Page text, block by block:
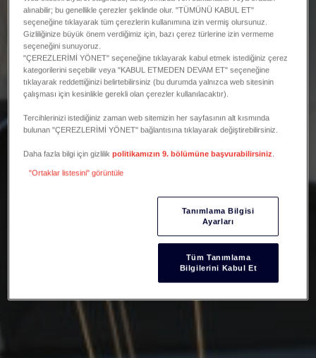
alınabilir; bu genellikle çerezler şeklinde olur. "TÜMÜNÜ KABUL ET"
seçeneğine tıklayarak tüm çerezlerin kullanımına izin vermiş olursunuz.
Gizliliğinize büyük önem verdiğimiz için, bazı çerez türlerine izin vermeme
seçeneğini sunuyoruz.
"ÇEREZLERİMİ YÖNET" seçeneğine tıklayarak kabul etmek istediğiniz çerez
kategorilerini seçebilir veya "KABUL ETMEDEN DEVAM ET" seçeneğine
tıklayarak reddettiğinizi belirtebilirsiniz (bu durumda yalnızca web sitesinin
çalışması için kesinlikle gerekli olan çerezler kullanılacaktır).
Tercihlerinizi istediğiniz zaman web sitemizin her sayfasının alt kısmında
bulunan "ÇEREZLERİMİ YÖNET" bağlantısına tıklayarak değiştirebilirsiniz.
Daha fazla bilgi için gizlilikpolitikamızın 9. bölümüne başvurabilirsiniz
"Ortaklar listesini" görüntüle
Tanımlama Bilgisi
Ayarları
Tüm Tanımlama
Bilgilerini Kabul Et